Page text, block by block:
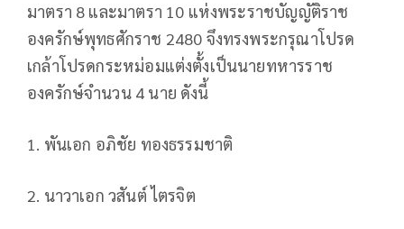
มาตรา 8 และมาตรา 10 แห่งพระราชบัญญัติราช
องครักษ์พุทธศักราช 2480 จึงทรงพระกรุณาโปรด
เกล้าโปรดกระหม่อมแต่งตั้งเป็นนายทหารราช
องครักษ์จำนวน 4 นาย ดังนี้
1. พันเอก อภิชัย ทองธรรมชาติ
2. นาวาเอก วสันต์ ไตรจิต